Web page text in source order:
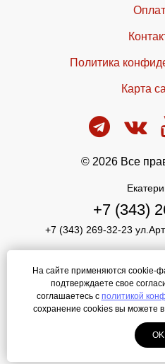
Политика
Карта
© 2026 Все
+7 (343)
+7 (343) 269-32-23
Режим работы:
ОБЕД
СБ.ВС.
Создание сайта
На сайте применяются cookie-
подтверждаете свое
соглашаетесь с политикой
сохранение cookies вы можете в
OK